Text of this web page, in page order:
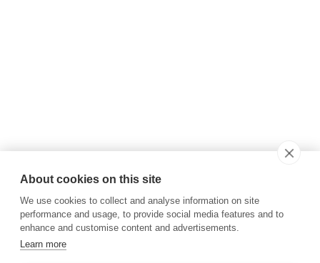
About cookies on this site
We use cookies to collect and analyse information on site
performance and usage, to provide social media features and to
enhance and customise content and advertisements.
Learn more